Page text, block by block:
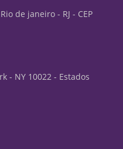
de janeiro - RJ - CEP
- NY 10022 - Estados